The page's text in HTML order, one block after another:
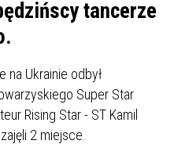
tancerze
na Ukrainie odbył
Super Star
Rising Star - ST Kamil
zajęli 2 miejsce.